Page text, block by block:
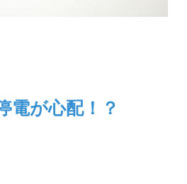
電が心配！？